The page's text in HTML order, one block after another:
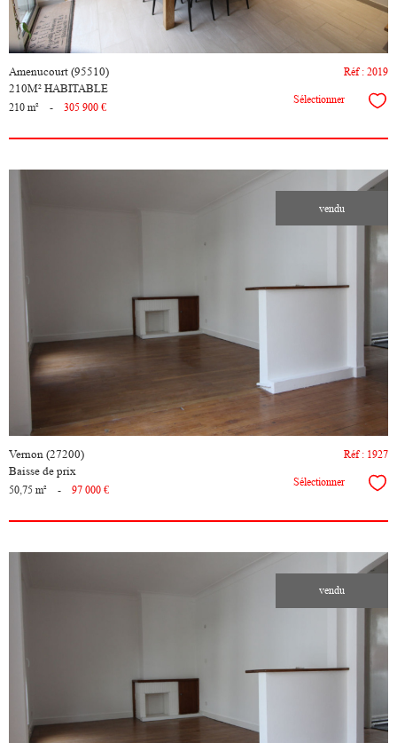
Amenucourt (95510)
210M² HABITABLE
Réf : 2019
210 m² - 305 900 €
Sélectionner
vendu
bien
Vernon (27200)
Baisse de prix
Réf : 1927
50,75 m² - 97 000 €
Sélectionner
vendu
bien